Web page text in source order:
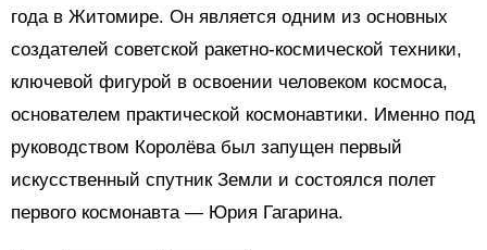
года в Житомире. Он является одним из основных
создателей советской ракетно-космической техники,
ключевой фигурой в освоении человеком космоса,
основателем практической космонавтики. Именно под
руководством Королёва был запущен первый
искусственный спутник Земли и состоялся полет
первого космонавта — Юрия Гагарина.